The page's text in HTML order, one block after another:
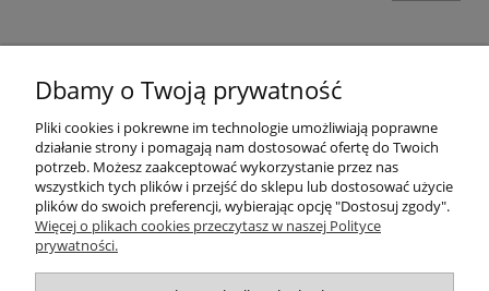
Moje konto
Płatności i dostawa
Informacje
Dbamy o Twoją prywatność
Pliki cookies i pokrewne im technologie umożliwiają poprawne
działanie strony i pomagają nam dostosować ofertę do Twoich
potrzeb. Możesz zaakceptować wykorzystanie przez nas
wszystkich tych plików i przejść do sklepu lub dostosować użycie
plików do swoich preferencji, wybierając opcję "Dostosuj zgody".
Więcej o plikach cookies przeczytasz w naszej Polityce
prywatności.